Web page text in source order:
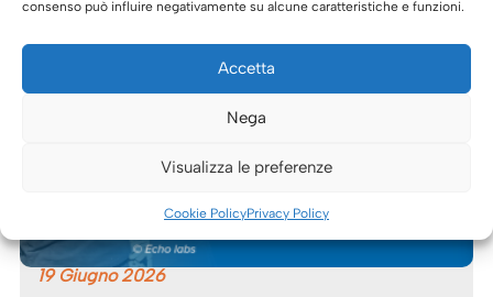
consenso può influire negativamente su alcune caratteristiche e funzioni.
Accetta
Nega
Visualizza le preferenze
Cookie PolicyPrivacy Policy
19 Giugno 2026